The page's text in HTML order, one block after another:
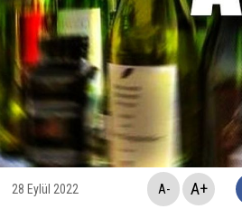
12 maddelik "çerçeve yasa
Ankara Cumhuriyet
Beyaz TV sunucusu Tahir
Hakkında fezleke hazırlanan
28 Eylül 2022 A- A+